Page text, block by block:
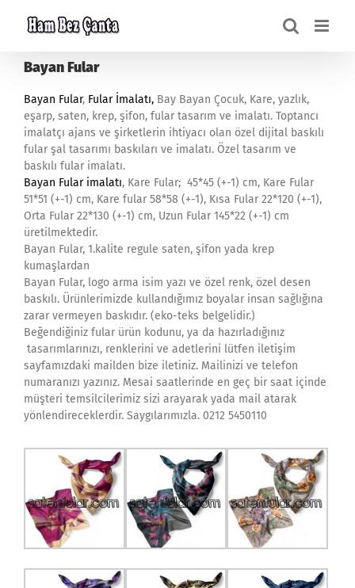
Bayan Fular
Bayan Fular, Fular İmalatı, Bay Bayan Çocuk, Kare, yazlık,
eşarp, saten, krep, şifon, fular tasarım ve imalatı. Toptancı
imalatçı ajans ve şirketlerin ihtiyacı olan özel dijital baskılı
fular şal tasarımı baskıları ve imalatı. Özel tasarım ve
baskılı fular imalatı.
Bayan Fular imalatı, Kare Fular; 45*45 (+-1) cm, Kare Fular
51*51 (+-1) cm, Kare fular 58*58 (+-1), Kısa Fular 22*120 (+-1),
Orta Fular 22*130 (+-1) cm, Uzun Fular 145*22 (+-1) cm
üretilmektedir.
Bayan Fular, 1.kalite regule saten, şifon yada krep
kumaşlardan
Bayan Fular, logo arma isim yazı ve özel renk, özel desen
baskılı. Ürünlerimizde kullandığımız boyalar insan sağlığına
zarar vermeyen baskıdır. (eko-teks belgelidir.)
Beğendiğiniz fular ürün kodunu, ya da hazırladığınız
tasarımlarınızı, renklerini ve adetlerini lütfen iletişim
sayfamızdaki mailden bize iletiniz. Mailinizi ve telefon
numaranızı yazınız. Mesai saatlerinde en geç bir saat içinde
müşteri temsilcilerimiz sizi arayarak yada mail atarak
yönlendireceklerdir. Saygılarımızla. 0212 5450110